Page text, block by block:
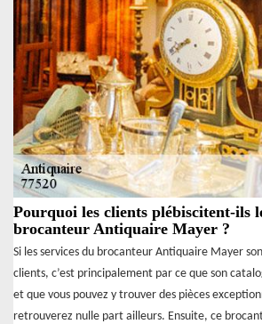
Pourquoi les clients plébiscitent-ils
brocanteur Antiquaire Mayer ?
Si les services du brocanteur Antiquaire Mayer
clients, c’est principalement par ce que son
et que vous pouvez y trouver des pièces
retrouverez nulle part ailleurs. Ensuite, ce